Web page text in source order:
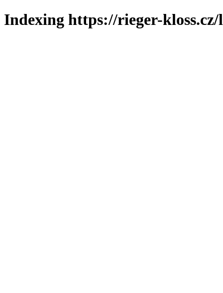
Indexing https://rieger-